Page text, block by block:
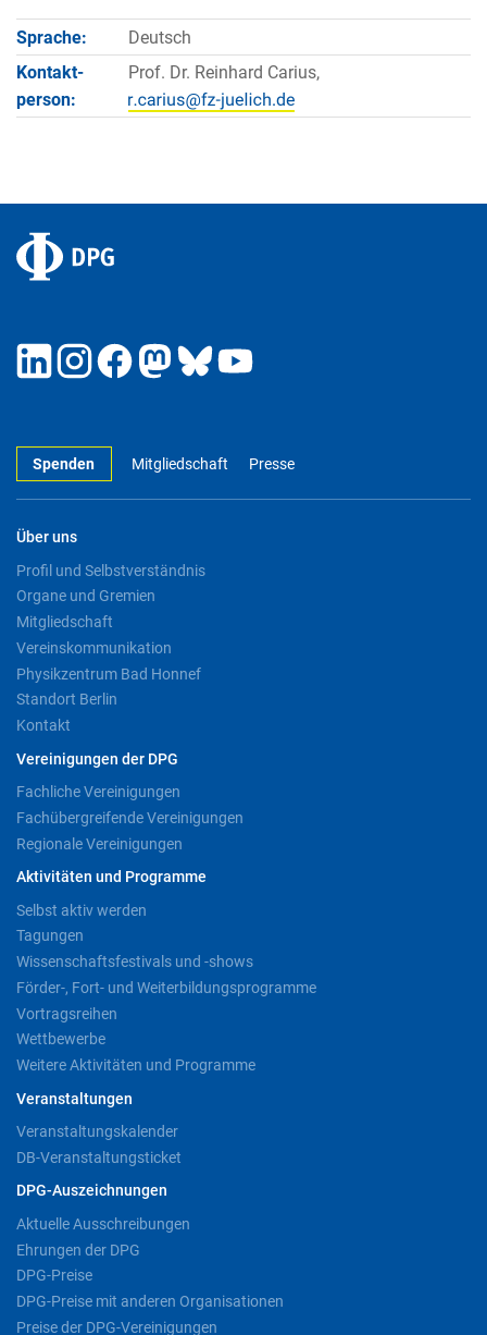
Sprache:
Deutsch
Kontakt­
person:
Prof. Dr. Reinhard Carius,
Spenden Mitgliedschaft Presse
Über uns
Profil und Selbstverständnis
Organe und Gremien
Mitgliedschaft
Vereinskommunikation
Physikzentrum Bad Honnef
Standort Berlin
Kontakt
Vereinigungen der DPG
Fachliche Vereinigungen
Fachübergreifende Vereinigungen
Regionale Vereinigungen
Aktivitäten und Programme
Selbst aktiv werden
Tagungen
Wissenschaftsfestivals und -shows
Förder-, Fort- und Weiterbildungsprogramme
Vortragsreihen
Wettbewerbe
Weitere Aktivitäten und Programme
Veranstaltungen
Veranstaltungskalender
DB-Veranstaltungsticket
DPG-Auszeichnungen
Aktuelle Ausschreibungen
Ehrungen der DPG
DPG-Preise
DPG-Preise mit anderen Organisationen
Preise der DPG-Vereinigungen